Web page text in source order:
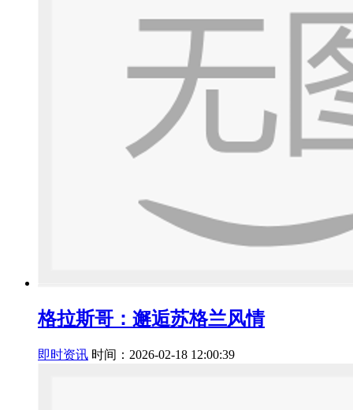
格拉斯哥：邂逅苏格兰风情
即时资讯 时间：2026-02-18 12:00:39